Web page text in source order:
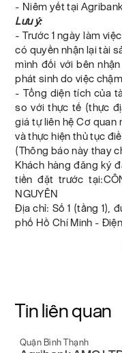
- Niêm yết tại
Lưu ý:
- Trước 1 ngày làm
có quyền nhận lại tài
mình đối với bên
phát sinh do việc
- Tổng diện tích của
so với thực tế (thực
giá tự liên hệ Cơ quan
và thực hiện thủ tục
(Thông báo này thay
Khách hàng đăng ký
tiền đặt trước
NGUYÊN
Địa chỉ: Số 1 (tầng 1),
phố Hồ Chí Minh -
Tin liên quan
Quận Bình Thạnh